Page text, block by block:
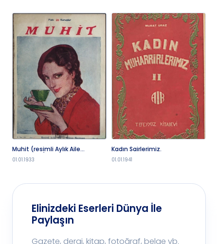
Muhit (resimli Aylık Aile
Mecmuası) 1932-1933 C.. S.49-
55 Sayı 51 (1961 SB 2)
01.01.1933
Kadın Sairlerimiz.
01.01.1941
Elinizdeki Eserleri Dünya İle
Paylaşın
Gazete, dergi, kitap, fotoğraf, belge vb.